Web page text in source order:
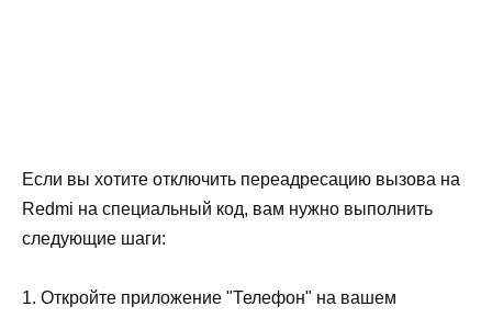
Если вы хотите отключить переадресацию вызова на
Redmi на специальный код, вам нужно выполнить
следующие шаги:
1. Откройте приложение "Телефон" на вашем